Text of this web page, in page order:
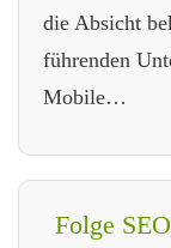
die Absicht
führenden
Mobile…
Folge